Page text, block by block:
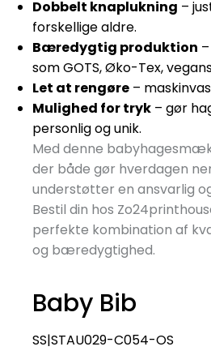
Dobbelt knaplukning –
forskellige aldre.
Bæredygtig produktion
som GOTS, Øko-Tex,
Let at rengøre –
Mulighed for tryk – gør
personlig og unik.
Med denne
der både gør hverdagen
understøtter en ansvarlig
Bestil din hos
perfekte kombination af
og bæredygtighed.
Baby Bib
SS|STAU029-C054-OS